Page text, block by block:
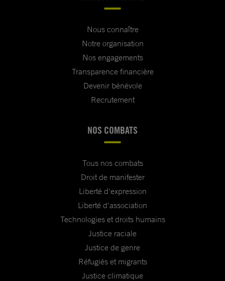
Nous connaître
Notre organisation
Nos engagements
Transparence financière
Devenir bénévole
Recrutement
NOS COMBATS
Tous nos combats
Droit de manifester
Liberté d'expression
Liberté d'association
Technologies et droits humains
Justice raciale
Justice de genre
Réfugiés et migrants
Justice climatique